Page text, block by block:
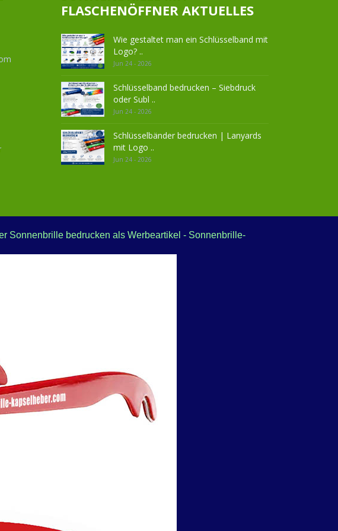
FLASCHENÖFFNER AKTUELLES
Wie gestaltet man ein Schlüsselband mit
Logo? ..
Jun 24 - 2026
Schlüsselband bedrucken – Siebdruck
oder Subl ..
Jun 24 - 2026
Schlüsselbänder bedrucken | Lanyards
mit Logo ..
Jun 24 - 2026
Sonnenbrille bedrucken als Werbeartikel - Sonnenbrille-